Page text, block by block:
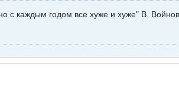
с каждым годом все хуже и хуже" В.